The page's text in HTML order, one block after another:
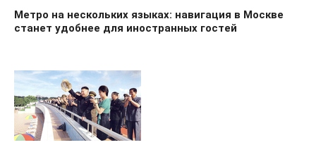
Метро на нескольких языках: навигация в Москве
станет удобнее для иностранных гостей